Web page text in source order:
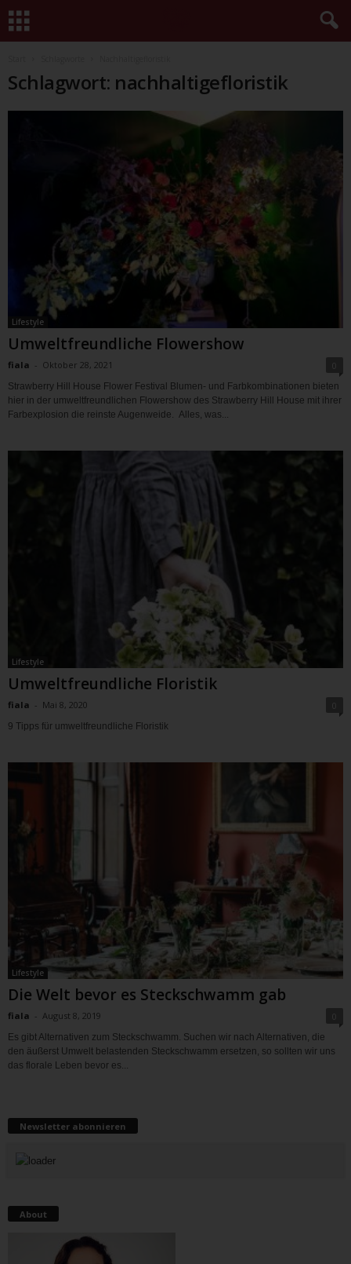
Schlagwort: nachhaltigefloristik
Lifestyle
Umweltfreundliche Flowershow
fiala - Oktober 28, 2021
Strawberry Hill House Flower Festival Blumen- und Farbkombinationen bieten
hier in der umweltfreundlichen Flowershow des Strawberry Hill House mit ihrer
Farbexplosion die reinste Augenweide. Alles, was...
Lifestyle
Umweltfreundliche Floristik
fiala - Mai 8, 2020
9 Tipps für umweltfreundliche Floristik
Lifestyle
Die Welt bevor es Steckschwamm gab
fiala - August 8, 2019
Es gibt Alternativen zum Steckschwamm. Suchen wir nach Alternativen, die
den äußerst Umwelt belastenden Steckschwamm ersetzen, so sollten wir uns
das florale Leben bevor es...
Newsletter abonnieren
About